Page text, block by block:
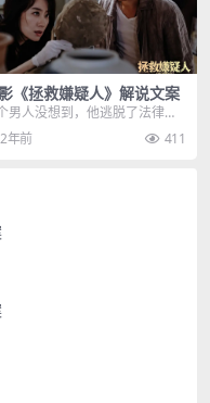
《拯救嫌疑人》解说文案
男人没想到，他逃脱了法律的
，却被充满仇恨的母亲抓了起
她要亲手虐杀这个...
2年前 411